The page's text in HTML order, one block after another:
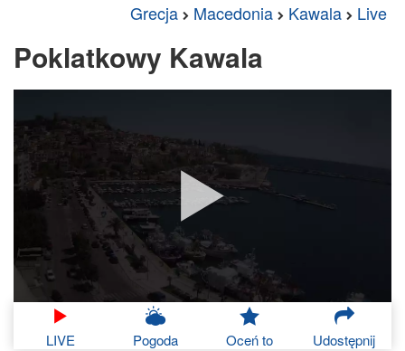
Grecja Macedonia Kawala Live
Poklatkowy Kawala
LIVE Pogoda Oceń to Udostępnij